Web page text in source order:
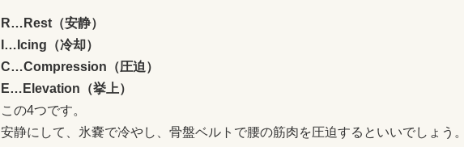
R…Rest（安静）
I…Icing（冷却）
C…Compression（圧迫）
E…Elevation（挙上）
この4つです。
安静にして、氷嚢で冷やし、骨盤ベルトで腰の筋肉を圧迫するといいでしょう